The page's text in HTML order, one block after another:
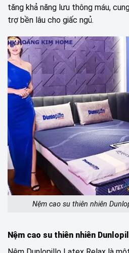
tăng khả năng lưu thông máu,
trợ bền lâu cho giấc ngủ.
Nệm cao su thiên nhiên
Nệm cao su thiên nhiên